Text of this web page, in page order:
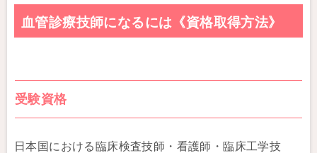
血管診療技師になるには《資格取得方法》
受験資格
日本国における臨床検査技師・看護師・臨床工学技